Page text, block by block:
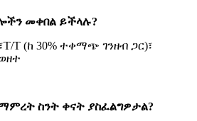
መቀበል ይችላሉ?
T (ከ 30% ተቀማጭ ገንዘብ ጋር)፣
ወዘተ
ስንት ቀናት ያስፈልግዎታል?